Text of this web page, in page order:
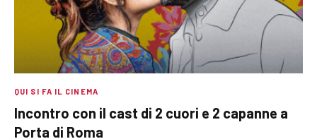
QUI SI FA IL CINEMA
Incontro con il cast di 2 cuori e 2 capanne a
Porta di Roma